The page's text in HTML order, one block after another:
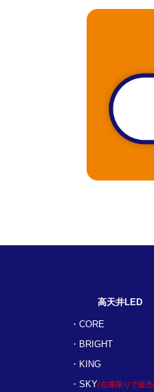
高天井LED
CORE
BRIGHT
KING
SKY(在庫限りで販